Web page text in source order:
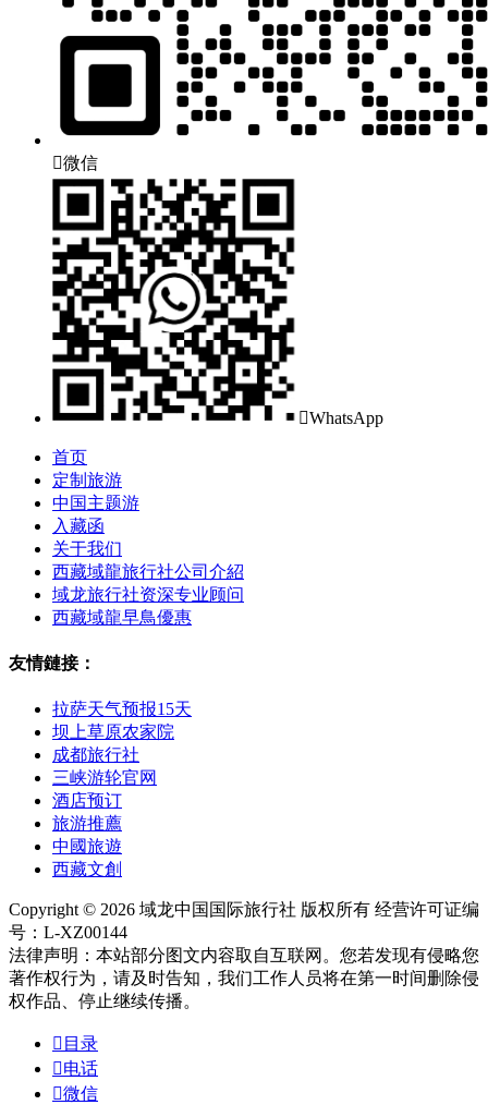
微信
WhatsApp
首页
定制旅游
中国主题游
入藏函
关于我们
西藏域龍旅行社公司介紹
域龙旅行社资深专业顾问
西藏域龍早鳥優惠
友情鏈接：
拉萨天气预报15天
坝上草原农家院
成都旅行社
三峡游轮官网
酒店预订
旅游推薦
中國旅遊
西藏文創
Copyright © 2026 域龙中国国际旅行社 版权所有 经营许可证编
号：L-XZ00144
法律声明：本站部分图文内容取自互联网。您若发现有侵略您
著作权行为，请及时告知，我们工作人员将在第一时间删除侵
权作品、停止继续传播。
 目录
电话
微信